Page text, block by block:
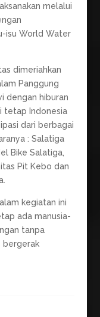
melalui
isu World Water
dimeriahkan
Panggung
dengan hiburan
tetap Indonesia
dari berbagai
: Salatiga
Bike Salatiga,
Pit Kebo dan
kegiatan ini
ada manusia-
tanpa
bergerak